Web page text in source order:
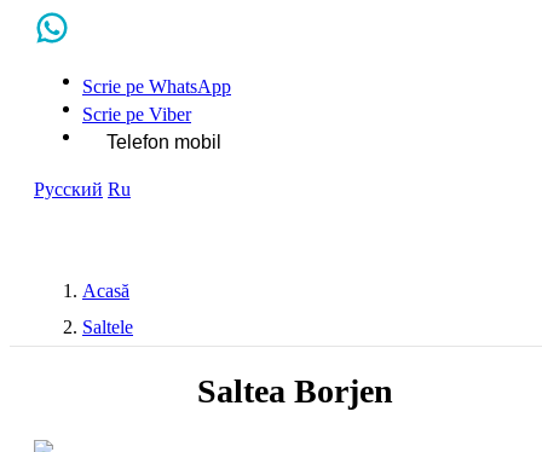
Scrie pe WhatsApp
Scrie pe Viber
Telefon mobil
Русский Ru
Acasă
Saltele
Saltea Borjen